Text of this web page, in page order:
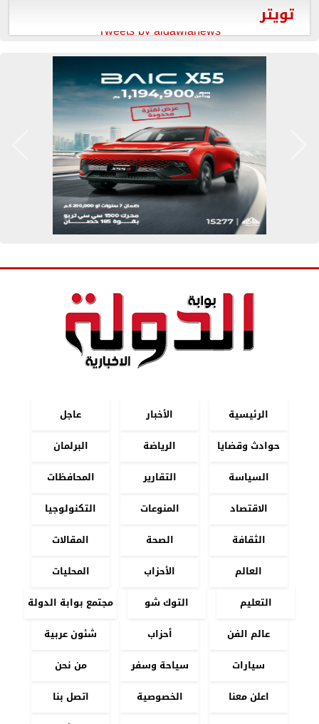
تويتر
Tweets by aldawlanews
الرئيسية الأخبار
عاجل
حوادث وقضايا
الرياضة
البرلمان
السياسة
التقارير
المحافظات
الاقتصاد
المنوعات
التكنولوجيا
الثقافة
الصحة
المقالات
العالم
الأحزاب
المحليات
التعليم
التوك شو
مجتمع بوابة الدولة
عالم الفن
أحزاب
شئون عربية
سيارات
سياحة وسفر
من نحن
اعلن معنا
الخصوصية
اتصل بنا